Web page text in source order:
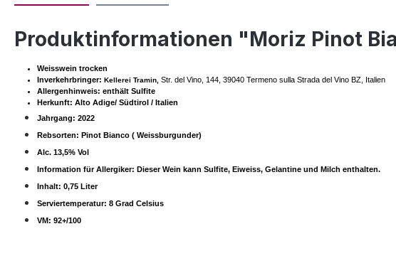
Produktinformationen "Moriz Pinot
Weisswein trocken
Inverkehrbringer: Kellerei Tramin, Str. del Vino, 144, 39040 Termeno sulla Strada del Vino BZ, Italien
Allergenhinweis: enthält Sulfite
Herkunft: Alto Adige/ Südtirol / Italien
Jahrgang: 2022
Rebsorten: Pinot Bianco ( Weissburgunder)
Alc. 13,5% Vol
Information für Allergiker: Dieser Wein kann Sulfite, Eiweiss, Gelantine und Milch enthalten.
Inhalt: 0,75 Liter
Serviertemperatur: 8 Grad Celsius
VM: 92+/100